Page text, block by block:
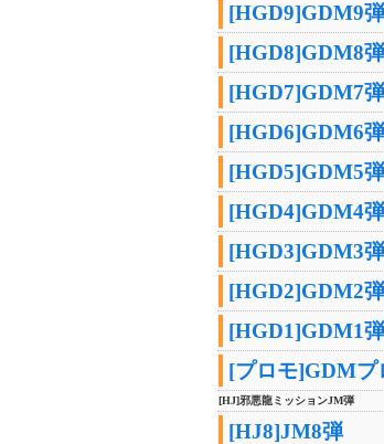
[HGD9]GDM9弾
[HGD8]GDM8弾
[HGD7]GDM7弾
[HGD6]GDM6弾
[HGD5]GDM5弾
[HGD4]GDM4弾
[HGD3]GDM3弾
[HGD2]GDM2弾
[HGD1]GDM1弾
[プロモ]GDMプ
[HJ]邪悪龍ミッションJM弾
[HJ8]JM8弾